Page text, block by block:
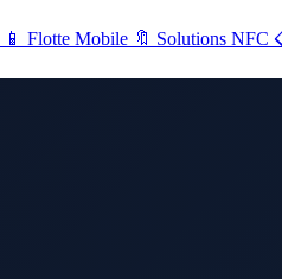
Support
📡
Développement
📱 Flotte Mobile 🔖 Solutions NFC